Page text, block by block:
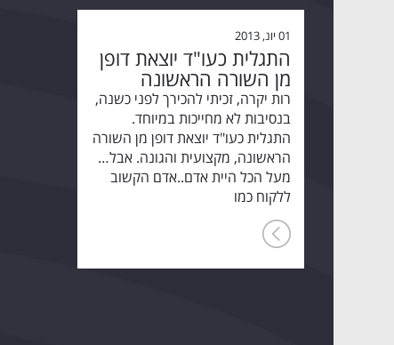
01 יונ, 2013
התגלית כעו"ד יוצאת דופן
מן השורה הראשונה
רות יקרה, זכיתי להכירך לפני כשנה,
בנסיבות לא מחייכות במיוחד.
התגלית כעו"ד יוצאת דופן מן השורה
הראשונה, מקצועית והגונה. אבל…
מעל הכל היית אדם..אדם הקשוב
ללקוח כמו